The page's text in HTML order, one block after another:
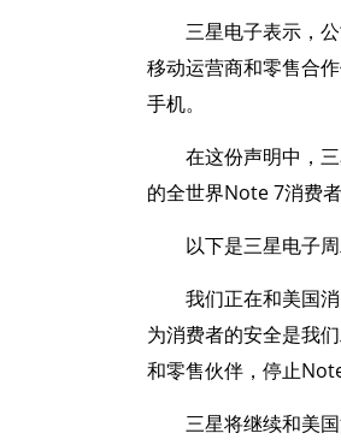
三星电子表示，
移动运营商和零售合
手机。
在这份声明中，
的全世界Note 7消费
以下是三星电子
我们正在和美国
为消费者的安全是我
和零售伙伴，停止
三星将继续和美